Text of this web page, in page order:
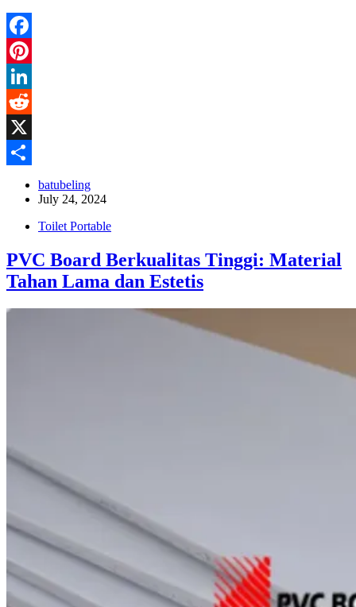
Facebook
Pinterest
LinkedIn
Reddit
X
batubeling
July 24, 2024
Toilet Portable
PVC Board Berkualitas Tinggi: Material
Tahan Lama dan Estetis